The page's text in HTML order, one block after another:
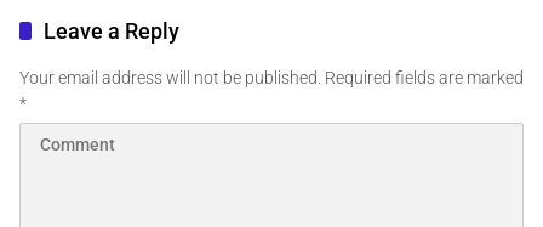
Leave a Reply
Your email address will not be published. Required fields are marked
*